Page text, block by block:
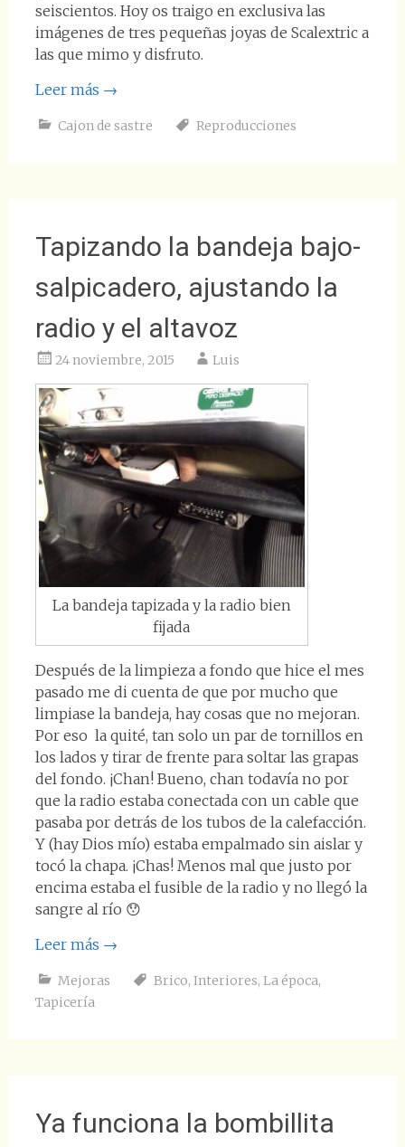
seiscientos. Hoy os traigo en exclusiva las
imágenes de tres pequeñas joyas de Scalextric a
las que mimo y disfruto.
Leer más →
Cajon de sastre Reproducciones
Tapizando la bandeja bajo-
salpicadero, ajustando la
radio y el altavoz
24 noviembre, 2015 Luis
La bandeja tapizada y la radio bien
fijada
Después de la limpieza a fondo que hice el mes
pasado me di cuenta de que por mucho que
limpiase la bandeja, hay cosas que no mejoran.
Por eso la quité, tan solo un par de tornillos en
los lados y tirar de frente para soltar las grapas
del fondo. ¡Chan! Bueno, chan todavía no por
que la radio estaba conectada con un cable que
pasaba por detrás de los tubos de la calefacción.
Y (hay Dios mío) estaba empalmado sin aislar y
tocó la chapa. ¡Chas! Menos mal que justo por
encima estaba el fusible de la radio y no llegó la
sangre al río 😯
Leer más →
Mejoras Brico, Interiores, La época,
Tapicería
Ya funciona la bombillita